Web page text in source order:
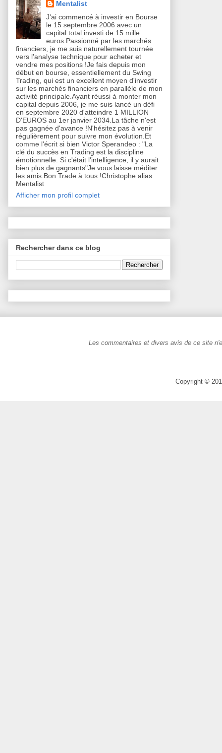
Mentalist
J'ai commencé à investir en Bourse
le 15 septembre 2006 avec un
capital total investi de 15 mille
euros.Passionné par les marchés
financiers, je me suis naturellement tournée
vers l'analyse technique pour acheter et
vendre mes positions !Je fais depuis mon
début en bourse, essentiellement du Swing
Trading, qui est un excellent moyen d'investir
sur les marchés financiers en parallèle de mon
activité principale.Ayant réussi à monter mon
capital depuis 2006, je me suis lancé un défi
en septembre 2020 d'atteindre 1 MILLION
D'EUROS au 1er janvier 2034.La tâche n'est
pas gagnée d'avance !N'hésitez pas à venir
régulièrement pour suivre mon évolution.Et
comme l'écrit si bien Victor Sperandeo : "La
clé du succès en Trading est la discipline
émotionnelle. Si c'était l'intelligence, il y aurait
bien plus de gagnants"Je vous laisse méditer
les amis.Bon Trade à tous !Christophe alias
Mentalist
Afficher mon profil complet
Rechercher dans ce blog
Les commentaires et divers avis de ce site
Copyright ©